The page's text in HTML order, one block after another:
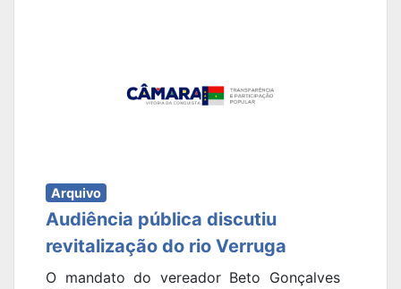
Arquivo
Audiência pública discutiu
revitalização do rio Verruga
O mandato do vereador Beto Gonçalves